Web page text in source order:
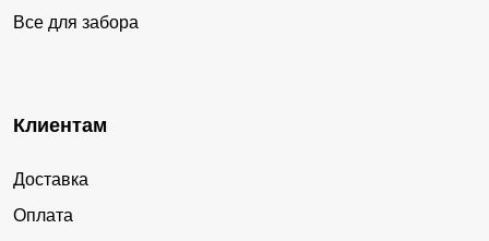
Все для забора
Клиентам
Доставка
Оплата